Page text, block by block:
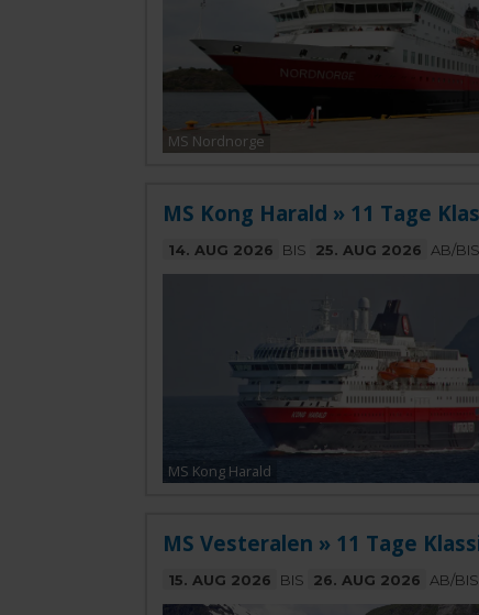
MS Nordnorge
MS Kong Harald » 11 Tage
14. AUG 2026 BIS 25. AUG 2026 AB/
MS Kong Harald
MS Vesteralen » 11 Tage
15. AUG 2026 BIS 26. AUG 2026 AB/